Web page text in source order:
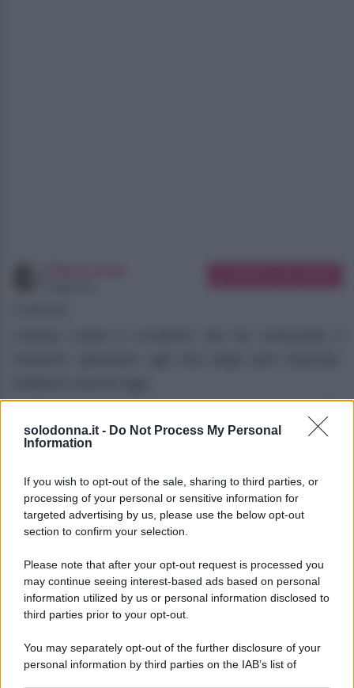
solodonna.it - Do Not Process My Personal
Information
If you wish to opt-out of the sale, sharing to third parties, or
processing of your personal or sensitive information for
targeted advertising by us, please use the below opt-out
section to confirm your selection.
Please note that after your opt-out request is processed you
may continue seeing interest-based ads based on personal
information utilized by us or personal information disclosed to
third parties prior to your opt-out.
You may separately opt-out of the further disclosure of your
personal information by third parties on the IAB’s list of